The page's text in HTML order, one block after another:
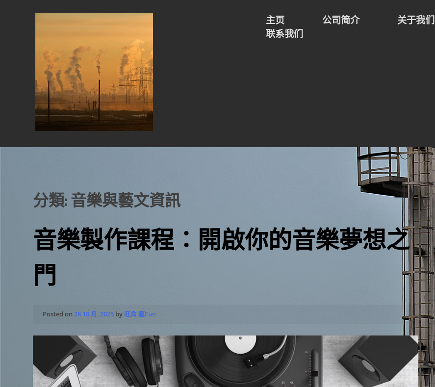
主页 公司简介 关于我们
联系我们
分類: 音樂與藝文資訊
音樂製作課程：開啟你的音樂夢想之
門
Posted on28 10 月, 2025 by 旺角 瘋Fun